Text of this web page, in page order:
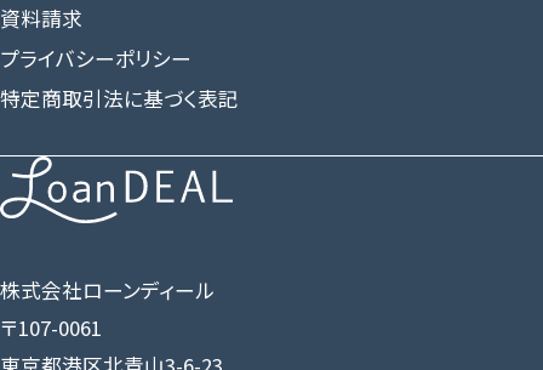
株式会社ローンディール
〒107-0061
資料請求
プライバシーポリシー
特定商取引法に基づく表記